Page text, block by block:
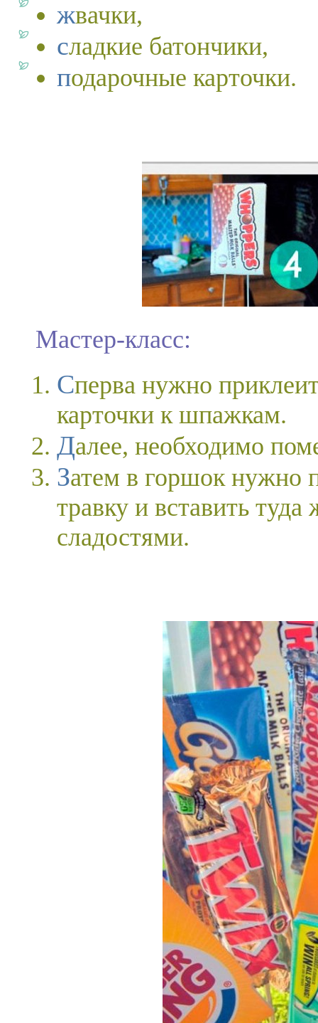
жвачки,
сладкие батончики,
подарочные карточки.
Мастер-класс:
Сперва нужно приклеить жвачки, разные сладости и
карточки к шпажкам.
Далее, необходимо
Затем в горшок нужно поместить искусственную
травку и вставить
сладостями.